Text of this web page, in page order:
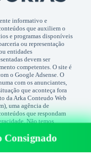
informativo e
que auxiliem o
e programas disponíveis
ou representação
entidades
devem ser
competentes. O site é
o Google Adsense. O
com os anunciantes,
que aconteça fora
da Arka Conteudo Web
uma agência de
que respondam
Não temos
site. FACEBOOK® é
GOOGLE® é uma